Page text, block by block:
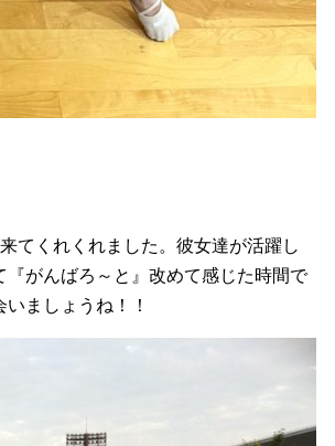
てくれくれました。彼女達が活躍し
がんばろ～と』改めて感じた時間で
ましょうね！！